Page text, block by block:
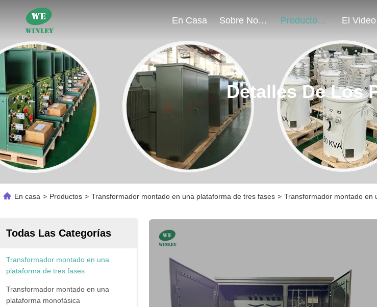
En Casa Sobre Nosotros Productos El Video
Detalles De Los
En casa > Productos > Transformador montado en una plataforma de tres fases > Transformador montado en
Todas Las Categorías
Transformador montado en una
plataforma de tres fases
Transformador montado en una
plataforma monofásica